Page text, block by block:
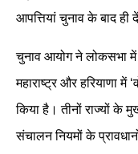
आपत्तियां चुनाव के बाद ही
चुनाव आयोग ने लोकसभा में
महाराष्ट्र और हरियाणा में
किया है। तीनों राज्यों के
संचालन नियमों के